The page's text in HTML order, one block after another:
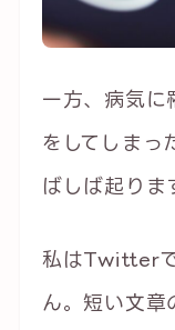
一方、病気に
をしてしま
ばしば起りま
私はTwitter
ん。短い文章